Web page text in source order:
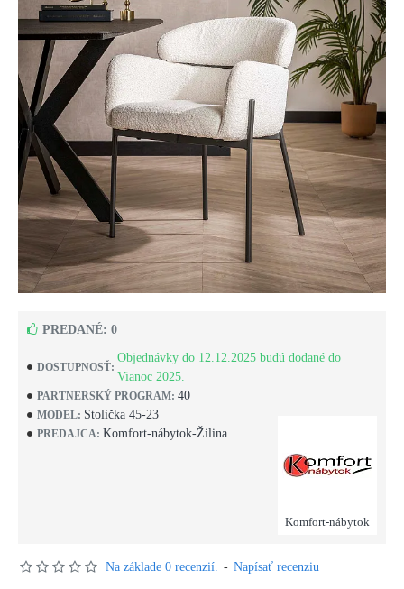
DOSTUPNOSŤ:
Objednávky do 12.12.2025 budú dodané do
Vianoc 2025.
PARTNERSKÝ PROGRAM: 40
MODEL: Stolička 45-23
PREDAJCA: Komfort-nábytok-Žilina
Komfort-nábytok
PREDANÉ: 0
Na základe 0 recenzií. - Napísať recenziu